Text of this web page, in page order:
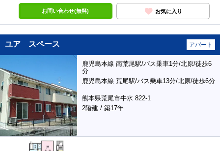
お問い合わせ(無料) お気に入り
ユア スペース アパート
鹿児島本線 南荒尾駅/バス乗車1分/北原/徒歩6
分
鹿児島本線 荒尾駅/バス乗車13分/北原/徒歩6分
熊本県荒尾市牛水 822-1
2階建 / 築17年